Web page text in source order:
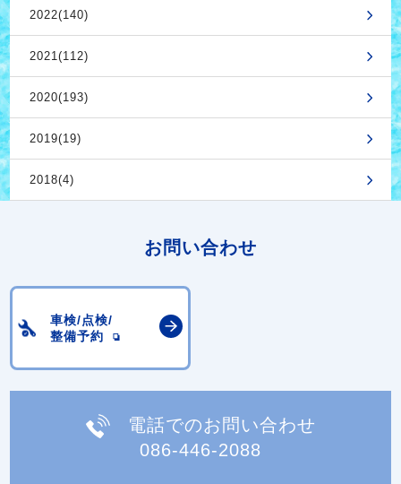
2022(140)
2021(112)
2020(193)
2019(19)
2018(4)
お問い合わせ
車検/点検/
整備予約
電話でのお問い合わせ
086-446-2088